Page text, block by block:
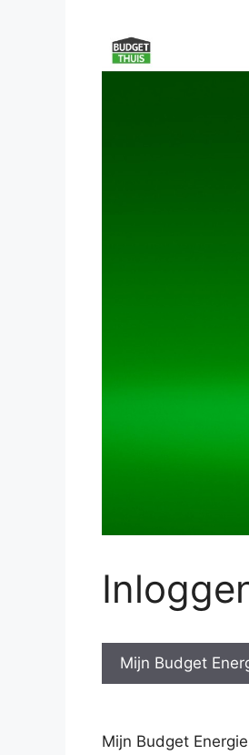
Mijn Budget
Mijn Budget